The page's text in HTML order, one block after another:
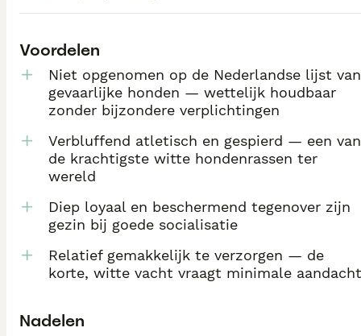
Voordelen
Niet opgenomen op de Nederlandse lijst van
gevaarlijke honden — wettelijk houdbaar
zonder bijzondere verplichtingen
Verbluffend atletisch en gespierd — een van
de krachtigste witte hondenrassen ter
wereld
Diep loyaal en beschermend tegenover zijn
gezin bij goede socialisatie
Relatief gemakkelijk te verzorgen — de
korte, witte vacht vraagt minimale aandacht
Nadelen